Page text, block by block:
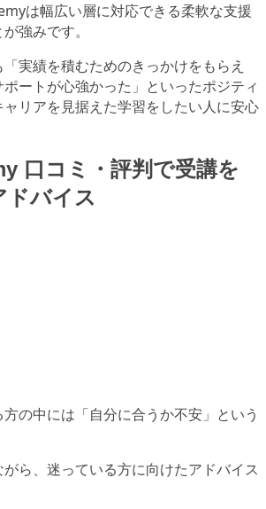
は幅広い層に対応できる柔軟な支援
強みです。
実績を積むためのきっかけをもらえ
ートが心強かった」といったポジティ
リアを見据えた学習をしたい人に安心
口コミ・評判で受講を
ドバイス
の中には「自分に合うか不安」という
ら、迷っている方に向けたアドバイス